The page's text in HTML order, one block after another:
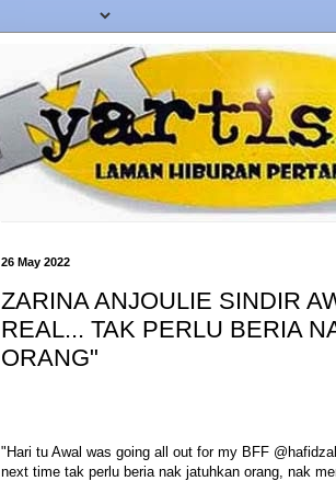
26 May 2022
ZARINA ANJOULIE SINDIR
REAL... TAK PERLU BERIA
ORANG"
"Hari tu Awal was going all out for my BFF
next time tak perlu beria nak jatuhkan orang, nak